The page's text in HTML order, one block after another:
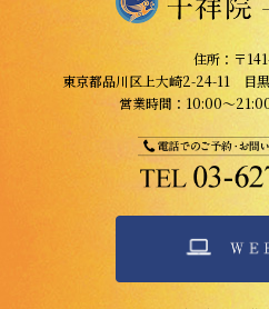
住所：〒
東京都品川区上大崎2-24-11 目
営業時間：10:00～